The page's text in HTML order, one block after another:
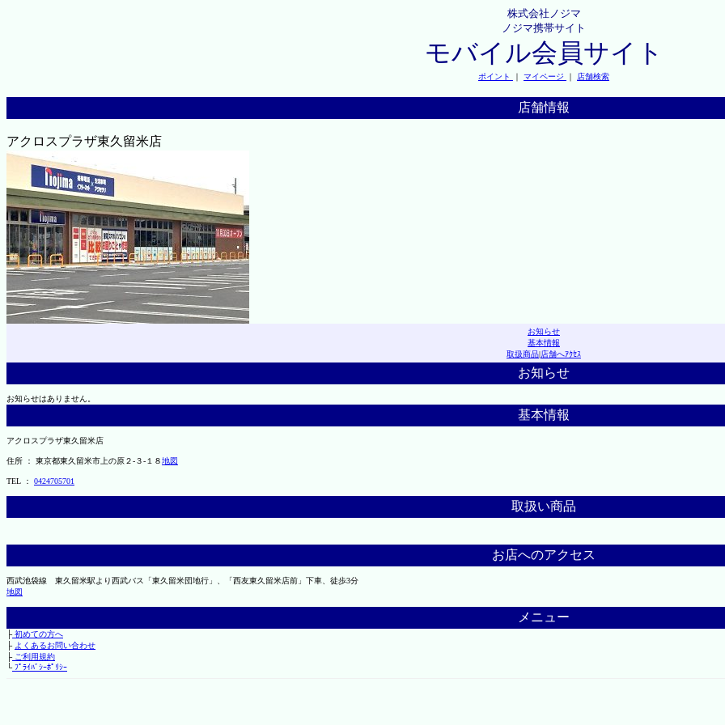
株式会社ノジマ
ノジマ携帯サイト
モバイル会員サイト
ポイント ｜ マイページ ｜ 店舗検索
店舗情報
アクロスプラザ東久留米店
お知らせ
基本情報
取扱商品|店舗へｱｸｾｽ
お知らせ
お知らせはありません。
基本情報
アクロスプラザ東久留米店
住所 ： 東京都東久留米市上の原２-３-１８地図
TEL ： 0424705701
取扱い商品
お店へのアクセス
西武池袋線 東久留米駅より西武バス「東久留米団地行」、「西友東久留米店前」下車、徒歩3分
地図
メニュー
├初めての方へ
├ よくあるお問い合わせ
├ご利用規約
└ﾌﾟﾗｲﾊﾞｼｰﾎﾟﾘｼｰ